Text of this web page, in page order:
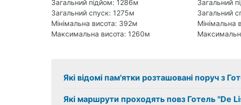
Загальний підйом: 1286м
Загальний спуск: 1275м
Мінімальна висота: 392м
Максимальна висота: 1260м
Загальний
Загальний
Мінімальна
Які відомі пам'ятки розташовані поруч з
Які маршрути проходять повз Готель "De